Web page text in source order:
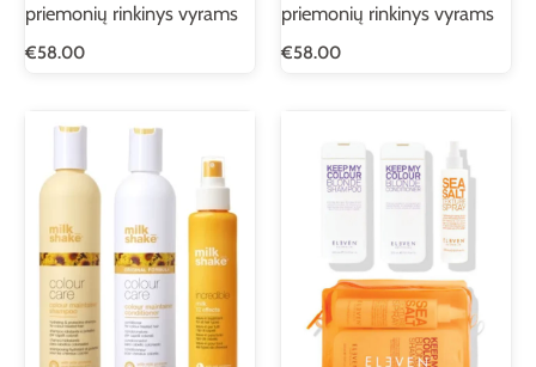
priemonių rinkinys vyrams
€58.00
priemonių rinkinys vyrams
€58.00